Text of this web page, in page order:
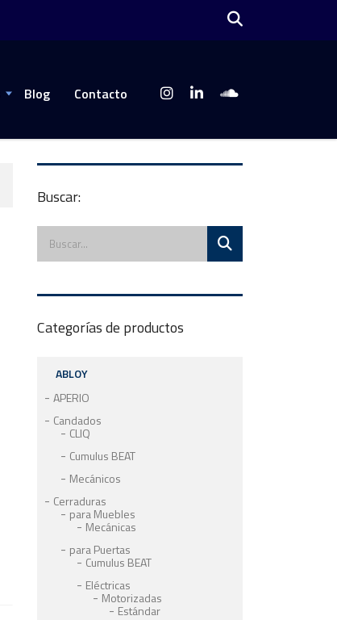
Blog Contacto
Buscar:
Categorías de productos
ABLOY
APERIO
Candados
CLIQ
Cumulus BEAT
Mecánicos
Cerraduras
para Muebles
Mecánicas
para Puertas
Cumulus BEAT
Eléctricas
Motorizadas
Estándar